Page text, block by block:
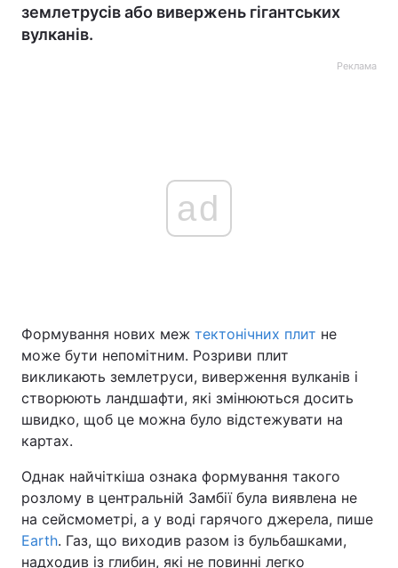
Україна
Економіка Світ
Спорт Наука
Зброя Інциденти
Здоров'я Туризм
землетрусів або вивержень гігантських
вулканів.
Реклама
ad
Формування нових меж тектонічних плит не
може бути непомітним. Розриви плит
викликають землетруси, виверження вулканів і
створюють ландшафти, які змінюються досить
швидко, щоб це можна було відстежувати на
картах.
Однак найчіткіша ознака формування такого
розлому в центральній Замбії була виявлена не
на сейсмометрі, а у воді гарячого джерела, пише
Earth. Газ, що виходив разом із бульбашками,
надходив із глибин, які не повинні легко